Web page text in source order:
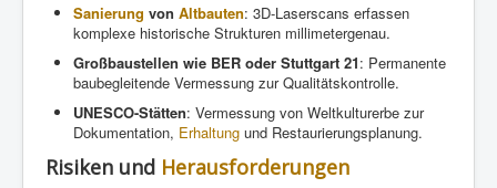
Sanierung von Altbauten: 3D-Laserscans erfassen
komplexe historische Strukturen millimetergenau.
Großbaustellen wie BER oder Stuttgart 21: Permanente
baubegleitende Vermessung zur Qualitätskontrolle.
UNESCO-Stätten: Vermessung von Weltkulturerbe zur
Dokumentation, Erhaltung und Restaurierungsplanung.
Risiken und Herausforderungen